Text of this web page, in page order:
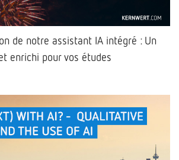
de notre assistant IA intégré : Un
enrichi pour vos études